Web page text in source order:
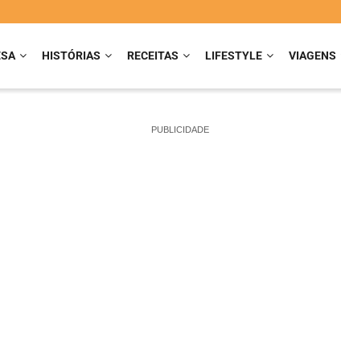
HISTÓRIAS RECEITAS LIFESTYLE VIAGENS
PUBLICIDADE